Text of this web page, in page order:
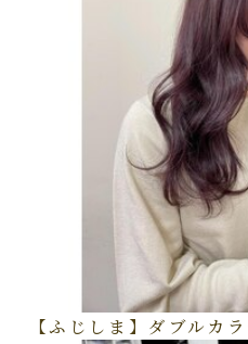
【ふじしま】ダブルカ